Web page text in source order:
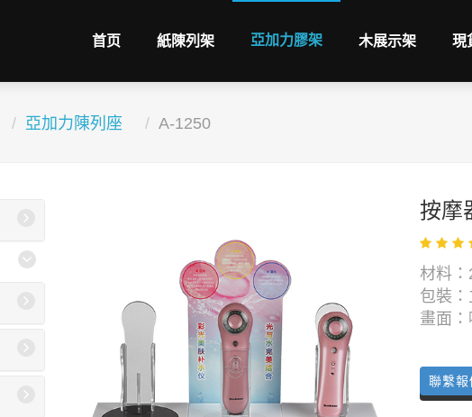
首页 紙陳列架 亞加力膠架 木展示架 現
亞加力陳列座 A-1250
按摩
材料
包裝
畫面
聯繫報